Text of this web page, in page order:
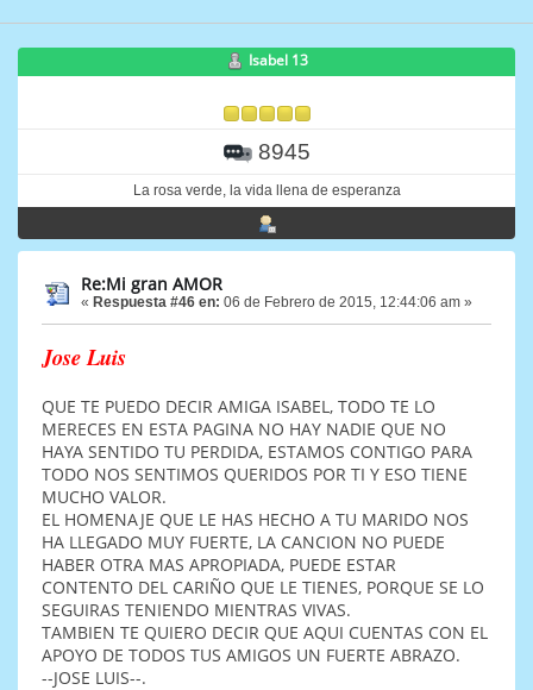
Isabel 13
8945
La rosa verde, la vida llena de esperanza
Re:Mi gran AMOR
« Respuesta #46 en: 06 de Febrero de 2015, 12:44:06 am »
Jose Luis
QUE TE PUEDO DECIR AMIGA ISABEL, TODO TE LO
MERECES EN ESTA PAGINA NO HAY NADIE QUE NO
HAYA SENTIDO TU PERDIDA, ESTAMOS CONTIGO PARA
TODO NOS SENTIMOS QUERIDOS POR TI Y ESO TIENE
MUCHO VALOR.
EL HOMENAJE QUE LE HAS HECHO A TU MARIDO NOS
HA LLEGADO MUY FUERTE, LA CANCION NO PUEDE
HABER OTRA MAS APROPIADA, PUEDE ESTAR
CONTENTO DEL CARIÑO QUE LE TIENES, PORQUE SE LO
SEGUIRAS TENIENDO MIENTRAS VIVAS.
TAMBIEN TE QUIERO DECIR QUE AQUI CUENTAS CON EL
APOYO DE TODOS TUS AMIGOS UN FUERTE ABRAZO.
--JOSE LUIS--.